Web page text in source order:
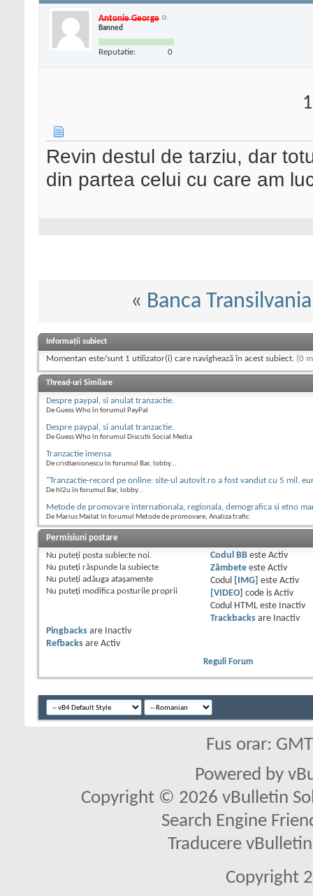
Antonie George
Banned
Reputatie: 0
Revin destul de tarziu, dar
din partea celui cu care am
« Banca Transilvania
Informații subiect
Momentan este/sunt 1 utilizator(i) care navighează în acest subiect. (0
Thread-uri Similare
Despre paypal, si anulat tranzactie.
De Guess Who în forumul PayPal
Despre paypal, si anulat tranzactie.
De Guess Who în forumul Discutii Social Media
Tranzactie imensa
De cristianionescu în forumul Bar, lobby...
"Tranzactie-record pe online: site-ul autovit.ro a fost vandut cu 5 mil.
De hl2u în forumul Bar, lobby...
Metode de promovare internationala, regionala, demografica si etno
De Marius Mailat în forumul Metode de promovare, Analiza trafic.
Permisiuni postare
Nu puteţi posta subiecte noi.
Nu puteţi răspunde la subiecte
Nu puteţi adăuga ataşamente
Nu puteţi modifica posturile proprii
Codul BBeste Activ
Zâmbeteeste Activ
Codul
[IMG] este Activ
[VIDEO] code is Activ
Codul HTML este
Inactiv
Trackbacksare
Inactiv
Pingbacks are
Inactiv
Refbacks are Activ
Reguli Forum
Fus orar:
Powered by
Copyright © 2026 vBulletin
Search Engine
Traducere
Copyright